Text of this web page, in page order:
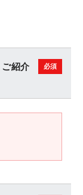
紹介